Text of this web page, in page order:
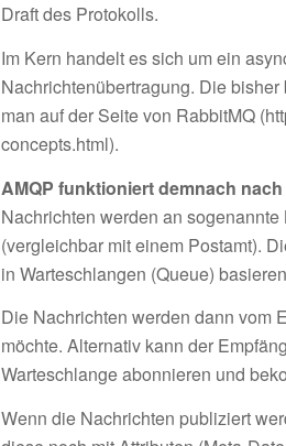
Draft des Protokolls.
Im Kern handelt es sich um ein
Nachrichtenübertragung. Die
man auf der Seite von RabbitMQ (
concepts.html).
AMQP funktioniert demnach
Nachrichten werden an
(vergleichbar mit einem Postamt).
in Warteschlangen (Queue)
Die Nachrichten werden dann vom
möchte. Alternativ kann der
Warteschlange abonnieren und
Wenn die Nachrichten publiziert